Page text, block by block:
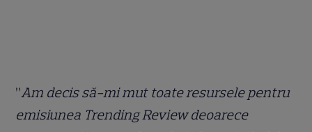
”Am decis să-mi mut toate resursele pentru
emisiunea Trending Review deoarece